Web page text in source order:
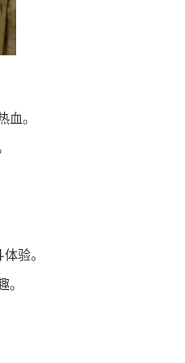
血。
验。
。